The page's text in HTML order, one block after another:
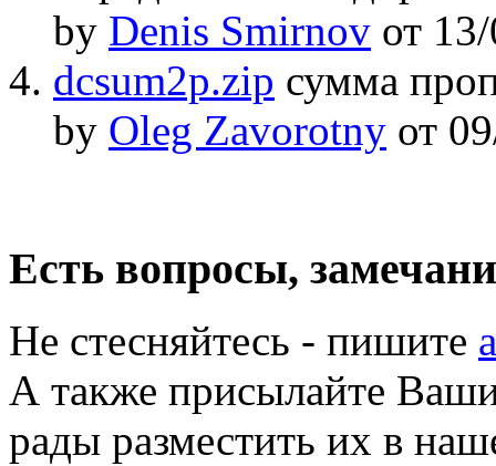
by Denis Smirnov от
dcsum2p.zip сумма
by Oleg Zavorotny от
Есть вопросы,
Не стесняйтесь - пишите
А также присылайте
рады разместить их в